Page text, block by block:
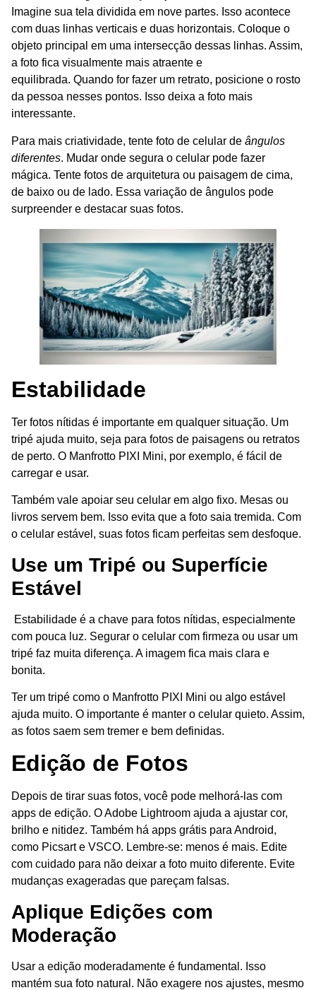
Imagine sua tela dividida em nove partes. Isso acontece
com duas linhas verticais e duas horizontais. Coloque o
objeto principal em uma intersecção dessas linhas. Assim,
a foto fica visualmente mais atraente e
equilibrada. Quando for fazer um retrato, posicione o rosto
da pessoa nesses pontos. Isso deixa a foto mais
interessante.
Para mais criatividade, tente foto de celular de ângulos
diferentes. Mudar onde segura o celular pode fazer
mágica. Tente fotos de arquitetura ou paisagem de cima,
de baixo ou de lado. Essa variação de ângulos pode
surpreender e destacar suas fotos.
Estabilidade
Ter fotos nítidas é importante em qualquer situação. Um
tripé ajuda muito, seja para fotos de paisagens ou retratos
de perto. O Manfrotto PIXI Mini, por exemplo, é fácil de
carregar e usar.
Também vale apoiar seu celular em algo fixo. Mesas ou
livros servem bem. Isso evita que a foto saia tremida. Com
o celular estável, suas fotos ficam perfeitas sem desfoque.
Use um Tripé ou Superfície
Estável
Estabilidade é a chave para fotos nítidas, especialmente
com pouca luz. Segurar o celular com firmeza ou usar um
tripé faz muita diferença. A imagem fica mais clara e
bonita.
Ter um tripé como o Manfrotto PIXI Mini ou algo estável
ajuda muito. O importante é manter o celular quieto. Assim,
as fotos saem sem tremer e bem definidas.
Edição de Fotos
Depois de tirar suas fotos, você pode melhorá-las com
apps de edição. O Adobe Lightroom ajuda a ajustar cor,
brilho e nitidez. Também há apps grátis para Android,
como Picsart e VSCO. Lembre-se: menos é mais. Edite
com cuidado para não deixar a foto muito diferente. Evite
mudanças exageradas que pareçam falsas.
Aplique Edições com
Moderação
Usar a edição moderadamente é fundamental. Isso
mantém sua foto natural. Não exagere nos ajustes, mesmo